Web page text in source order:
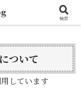
ついて
しています
検索